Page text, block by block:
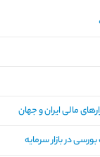
مالی ایران و جهان
در بازار سرمایه